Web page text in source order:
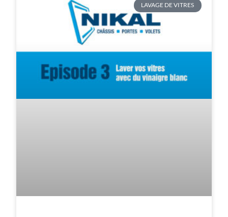
LAVAGE DE VITRES